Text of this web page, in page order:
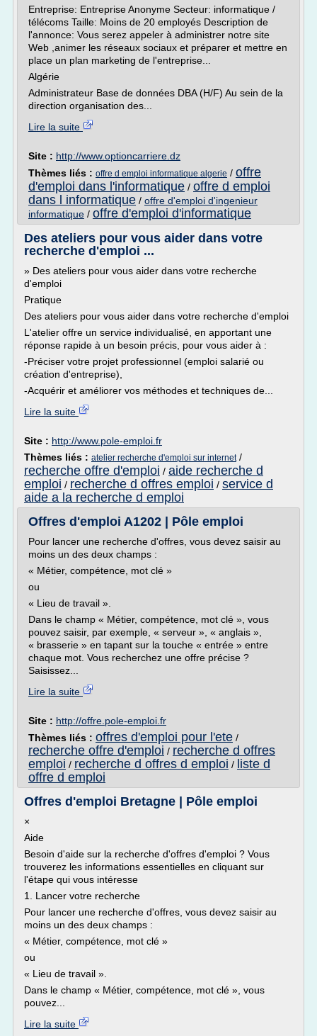
Entreprise: Entreprise Anonyme Secteur: informatique /
télécoms Taille: Moins de 20 employés Description de
l'annonce: Vous serez appeler à administrer notre site
Web ,animer les réseaux sociaux et préparer et mettre en
place un plan marketing de l'entreprise...
Algérie
Administrateur Base de données DBA (H/F) Au sein de la
direction organisation des...
Lire la suite
Site : http://www.optioncarriere.dz
Thèmes liés : offre d emploi informatique algerie / offre
d'emploi dans l'informatique / offre d emploi
dans l informatique / offre d'emploi d'ingenieur
informatique / offre d'emploi d'informatique
Des ateliers pour vous aider dans votre
recherche d'emploi ...
» Des ateliers pour vous aider dans votre recherche
d'emploi
Pratique
Des ateliers pour vous aider dans votre recherche d'emploi
L'atelier offre un service individualisé, en apportant une
réponse rapide à un besoin précis, pour vous aider à :
-Préciser votre projet professionnel (emploi salarié ou
création d'entreprise),
-Acquérir et améliorer vos méthodes et techniques de...
Lire la suite
Site : http://www.pole-emploi.fr
Thèmes liés : atelier recherche d'emploi sur internet/
recherche offre d'emploi / aide recherche d
emploi / recherche d offres emploi / service d
aide a la recherche d emploi
Offres d'emploi A1202 | Pôle emploi
Pour lancer une recherche d'offres, vous devez saisir au
moins un des deux champs :
« Métier, compétence, mot clé »
ou
« Lieu de travail ».
Dans le champ « Métier, compétence, mot clé », vous
pouvez saisir, par exemple, « serveur », « anglais »,
« brasserie » en tapant sur la touche « entrée » entre
chaque mot. Vous recherchez une offre précise ?
Saisissez...
Lire la suite
Site : http://offre.pole-emploi.fr
Thèmes liés : offres d'emploi pour l'ete /
recherche offre d'emploi / recherche d offres
emploi / recherche d offres d emploi / liste d
offre d emploi
Offres d'emploi Bretagne | Pôle emploi
×
Aide
Besoin d'aide sur la recherche d'offres d'emploi ? Vous
trouverez les informations essentielles en cliquant sur
l'étape qui vous intéresse
1. Lancer votre recherche
Pour lancer une recherche d'offres, vous devez saisir au
moins un des deux champs :
« Métier, compétence, mot clé »
ou
« Lieu de travail ».
Dans le champ « Métier, compétence, mot clé », vous
pouvez...
Lire la suite